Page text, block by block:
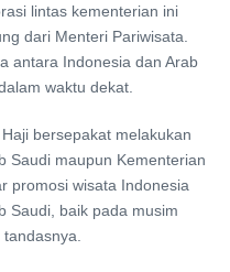
lintas kementerian ini
dari Menteri Pariwisata.
antara Indonesia dan Arab
waktu dekat.
bersepakat melakukan
Saudi maupun Kementerian
promosi wisata Indonesia
Saudi, baik pada musim